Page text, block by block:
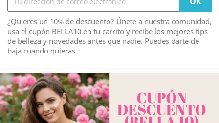
¿Quieres un 10% de descuento? Únete a nuestra comunidad,
usa el cupón BELLA10 en tu carrito y recibe los mejores tips
de belleza y novedades antes que nadie. Puedes darte de
baja cuando quieras.